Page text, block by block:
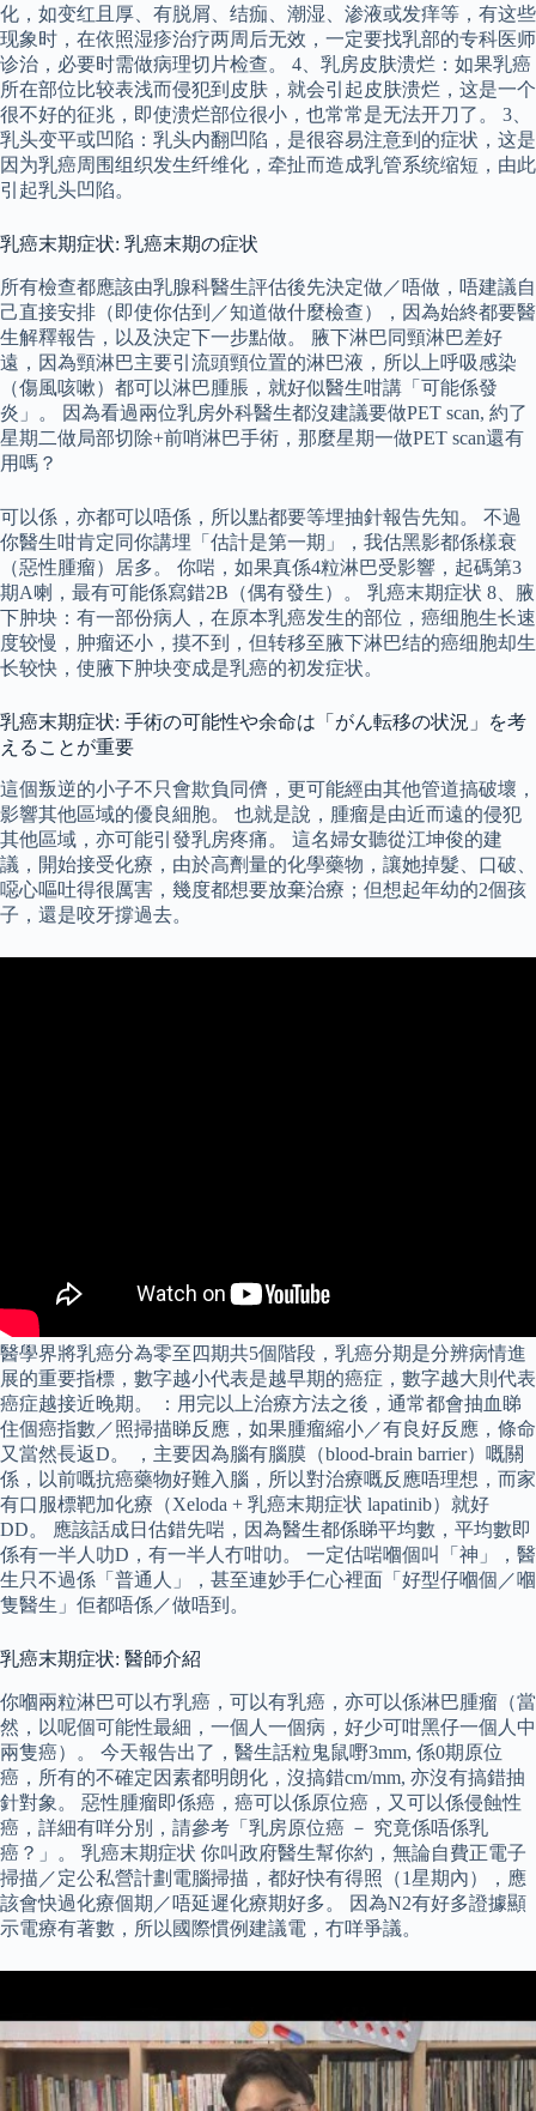
化，如变红且厚、有脱屑、结痂、潮湿、渗液或发痒等，有这些
现象时，在依照湿疹治疗两周后无效，一定要找乳部的专科医师
诊治，必要时需做病理切片检查。 4、乳房皮肤溃烂：如果乳癌
所在部位比较表浅而侵犯到皮肤，就会引起皮肤溃烂，这是一个
很不好的征兆，即使溃烂部位很小，也常常是无法开刀了。 3、
乳头变平或凹陷：乳头内翻凹陷，是很容易注意到的症状，这是
因为乳癌周围组织发生纤维化，牵扯而造成乳管系统缩短，由此
引起乳头凹陷。
乳癌末期症状: 乳癌末期の症状
所有檢查都應該由乳腺科醫生評估後先決定做／唔做，唔建議自
己直接安排（即使你估到／知道做什麼檢查），因為始終都要醫
生解釋報告，以及決定下一步點做。 腋下淋巴同頸淋巴差好
遠，因為頸淋巴主要引流頭頸位置的淋巴液，所以上呼吸感染
（傷風咳嗽）都可以淋巴腫脹，就好似醫生咁講「可能係發
炎」。 因為看過兩位乳房外科醫生都沒建議要做PET scan, 約了
星期二做局部切除+前哨淋巴手術，那麼星期一做PET scan還有
用嗎？
可以係，亦都可以唔係，所以點都要等埋抽針報告先知。 不過
你醫生咁肯定同你講埋「估計是第一期」，我估黑影都係樣衰
（惡性腫瘤）居多。 你啱，如果真係4粒淋巴受影響，起碼第3
期A喇，最有可能係寫錯2B（偶有發生）。 乳癌末期症状 8、腋
下肿块：有一部份病人，在原本乳癌发生的部位，癌细胞生长速
度较慢，肿瘤还小，摸不到，但转移至腋下淋巴结的癌细胞却生
长较快，使腋下肿块变成是乳癌的初发症状。
乳癌末期症状: 手術の可能性や余命は「がん転移の状況」を考
えることが重要
這個叛逆的小子不只會欺負同儕，更可能經由其他管道搞破壞，
影響其他區域的優良細胞。 也就是說，腫瘤是由近而遠的侵犯
其他區域，亦可能引發乳房疼痛。 這名婦女聽從江坤俊的建
議，開始接受化療，由於高劑量的化學藥物，讓她掉髮、口破、
噁心嘔吐得很厲害，幾度都想要放棄治療；但想起年幼的2個孩
子，還是咬牙撐過去。
醫學界將乳癌分為零至四期共5個階段，乳癌分期是分辨病情進
展的重要指標，數字越小代表是越早期的癌症，數字越大則代表
癌症越接近晚期。 ：用完以上治療方法之後，通常都會抽血睇
住個癌指數／照掃描睇反應，如果腫瘤縮小／有良好反應，條命
又當然長返D。 ，主要因為腦有腦膜（blood-brain barrier）嘅關
係，以前嘅抗癌藥物好難入腦，所以對治療嘅反應唔理想，而家
有口服標靶加化療（Xeloda + 乳癌末期症状 lapatinib）就好
DD。 應該話成日估錯先啱，因為醫生都係睇平均數，平均數即
係有一半人叻D，有一半人冇咁叻。 一定估啱嗰個叫「神」，醫
生只不過係「普通人」，甚至連妙手仁心裡面「好型仔嗰個／嗰
隻醫生」佢都唔係／做唔到。
乳癌末期症状: 醫師介紹
你嗰兩粒淋巴可以冇乳癌，可以有乳癌，亦可以係淋巴腫瘤（當
然，以呢個可能性最細，一個人一個病，好少可咁黑仔一個人中
兩隻癌）。 今天報告出了，醫生話粒鬼鼠嘢3mm, 係0期原位
癌，所有的不確定因素都明朗化，沒搞錯cm/mm, 亦沒有搞錯抽
針對象。 惡性腫瘤即係癌，癌可以係原位癌，又可以係侵蝕性
癌，詳細有咩分別，請參考「乳房原位癌 － 究竟係唔係乳
癌？」。 乳癌末期症状 你叫政府醫生幫你約，無論自費正電子
掃描／定公私營計劃電腦掃描，都好快有得照（1星期內），應
該會快過化療個期／唔延遲化療期好多。 因為N2有好多證據顯
示電療有著數，所以國際慣例建議電，冇咩爭議。